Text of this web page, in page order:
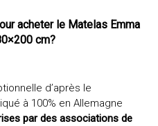
acheter le Matelas Emma
cm?
d’après le
à 100% en Allemagne
par des associations de